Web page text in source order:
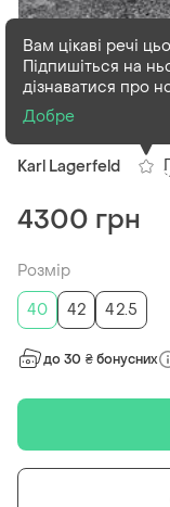
В наявності1 шт
Кеди karl
Karl Lagerfeld
Вам цікаві речі
Підпишіться на
дізнаватися про
Добре
4300 грн
Розмір
40
42 42.5
до 30 ₴ бонусних